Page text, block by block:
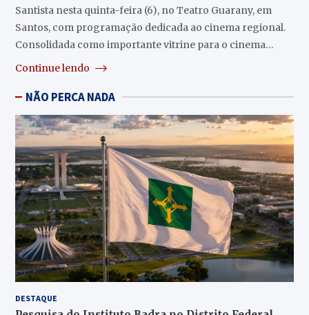
Santista nesta quinta-feira (6), no Teatro Guarany, em
Santos, com programação dedicada ao cinema regional.
Consolidada como importante vitrine para o cinema…
Continue lendo
NÃO PERCA NADA
DESTAQUE